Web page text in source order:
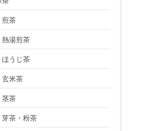
煎茶
熱湯煎茶
ほうじ茶
玄米茶
茎茶
芽茶・粉茶